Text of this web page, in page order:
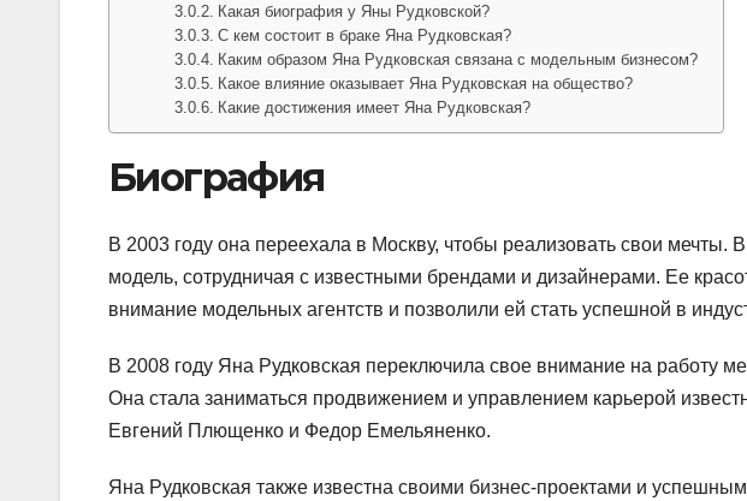
Какая биография у Яны Рудковской?
С кем состоит в браке Яна Рудковская?
Каким образом Яна Рудковская связана с модельным бизнесом?
Какое влияние оказывает Яна Рудковская на общество?
Какие достижения имеет Яна Рудковская?
Биография
В 2003 году она переехала в Москву, чтобы реализовать свои мечты.
модель, сотрудничая с известными брендами и дизайнерами. Ее
внимание модельных агентств и позволили ей стать успешной в
В 2008 году Яна Рудковская переключила свое внимание на работу
Она стала заниматься продвижением и управлением карьерой
Евгений Плющенко и Федор Емельяненко.
Яна Рудковская также известна своими бизнес-проектами и